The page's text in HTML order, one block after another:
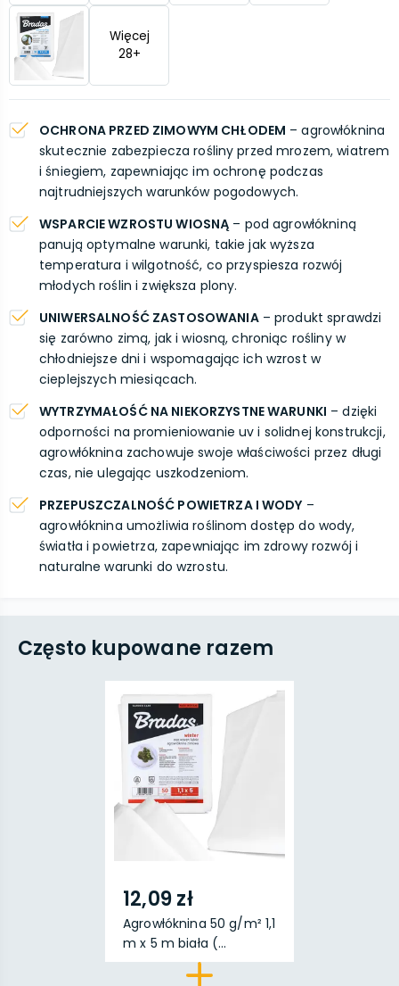
Więcej
28+
OCHRONA PRZED ZIMOWYM CHŁODEM – agrowłóknina
skutecznie zabezpiecza rośliny przed mrozem, wiatrem
i śniegiem, zapewniając im ochronę podczas
najtrudniejszych warunków pogodowych.
WSPARCIE WZROSTU WIOSNĄ – pod agrowłókniną
panują optymalne warunki, takie jak wyższa
temperatura i wilgotność, co przyspiesza rozwój
młodych roślin i zwiększa plony.
UNIWERSALNOŚĆ ZASTOSOWANIA– produkt sprawdzi
się zarówno zimą, jak i wiosną, chroniąc rośliny w
chłodniejsze dni i wspomagając ich wzrost w
cieplejszych miesiącach.
WYTRZYMAŁOŚĆ NA NIEKORZYSTNE WARUNKI – dzięki
odporności na promieniowanie uv i solidnej konstrukcji,
agrowłóknina zachowuje swoje właściwości przez długi
czas, nie ulegając uszkodzeniom.
PRZEPUSZCZALNOŚĆ POWIETRZA I WODY –
agrowłóknina umożliwia roślinom dostęp do wody,
światła i powietrza, zapewniając im zdrowy rozwój i
naturalne warunki do wzrostu.
Często kupowane razem
12,09 zł
Agrowłóknina 50 g/m² 1,1
m x 5 m biała (...